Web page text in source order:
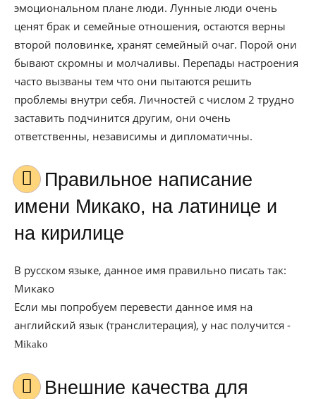
эмоциональном плане люди. Лунные люди очень
ценят брак и семейные отношения, остаются верны
второй половинке, хранят семейный очаг. Порой они
бывают скромны и молчаливы. Перепады настроения
часто вызваны тем что они пытаются решить
проблемы внутри себя. Личностей с числом 2 трудно
заставить подчинится другим, они очень
ответственны, независимы и дипломатичны.
Правильное написание
имени Микако, на латинице и
на кирилице
В русском языке, данное имя правильно писать так:
Микако
Если мы попробуем перевести данное имя на
английский язык (транслитерация), у нас получится -
Mikako
Внешние качества для